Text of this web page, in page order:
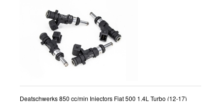
Deatschwerks 850 cc/min Injectors Fiat 500 1.4L Turbo (12-17)